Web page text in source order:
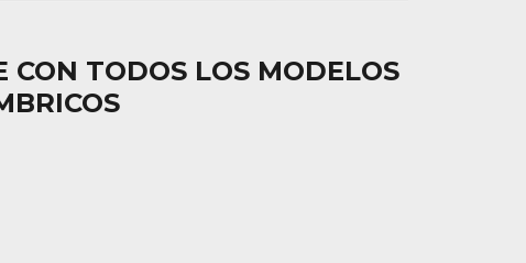
CON TODOS LOS MODELOS